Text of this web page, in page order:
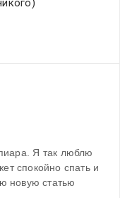
Я так люблю
спокойно спать и
новую статью